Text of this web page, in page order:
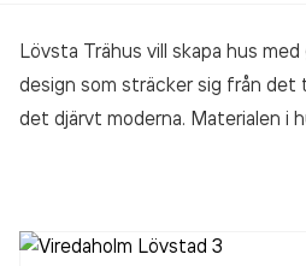
Lövsta Trähus vill skapa hus
design som sträcker sig från
det djärvt moderna. Materialen i
med och förverkliga er husdröm.